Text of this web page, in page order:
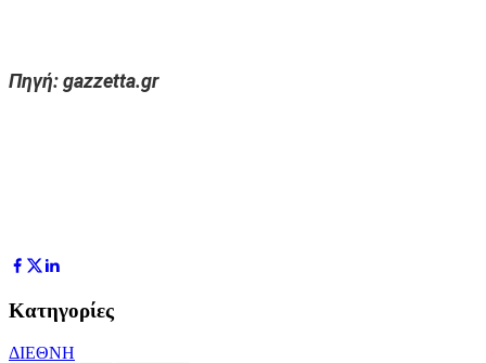
Πηγή: gazzetta.gr
Κατηγορίες
ΔΙΕΘΝΗ